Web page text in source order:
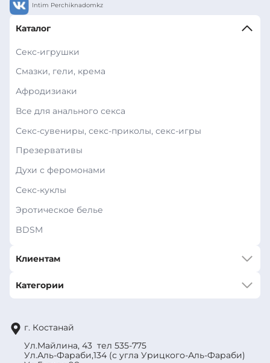
Intim Perchiknadomkz
Каталог
Секс-игрушки
Смазки, гели, крема
Афродизиаки
Все для анального секса
Секс-сувениры, секс-приколы, секс-игры
Презервативы
Духи с феромонами
Секс-куклы
Эротическое белье
BDSM
Клиентам
Категории
г. Костанай
Ул.Майлина, 43 тел 535-775
Ул.Аль-Фараби,134 (с угла Урицкого-Аль-Фараби)